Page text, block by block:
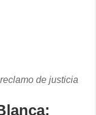
de justicia